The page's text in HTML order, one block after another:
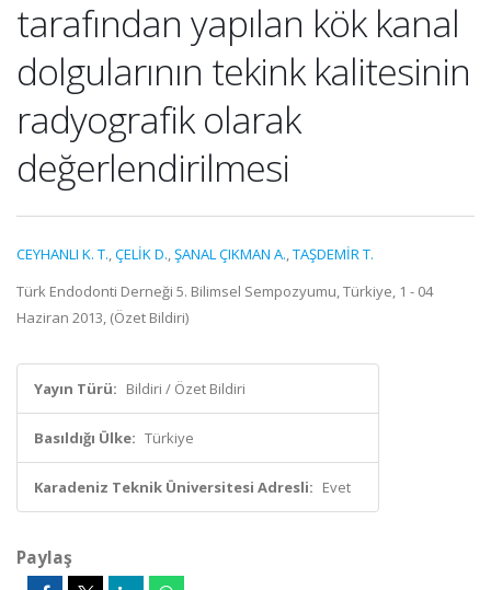
tarafından yapılan kök kanal
dolgularının tekink kalitesinin
radyografik olarak
değerlendirilmesi
CEYHANLI K. T.,ÇELİK D.,ŞANAL ÇIKMAN A.,TAŞDEMİR T.
Türk Endodonti Derneği 5. Bilimsel Sempozyumu, Türkiye, 1 - 04
Haziran 2013, (Özet Bildiri)
Yayın Türü: Bildiri / Özet Bildiri
Basıldığı Ülke: Türkiye
Karadeniz Teknik Üniversitesi Adresli: Evet
Paylaş